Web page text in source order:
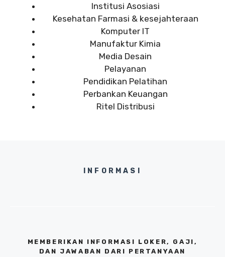
Institusi Asosiasi
Kesehatan Farmasi & kesejahteraan
Komputer IT
Manufaktur Kimia
Media Desain
Pelayanan
Pendidikan Pelatihan
Perbankan Keuangan
Ritel Distribusi
INFORMASI
MEMBERIKAN INFORMASI LOKER, GAJI,
DAN JAWABAN DARI PERTANYAAN